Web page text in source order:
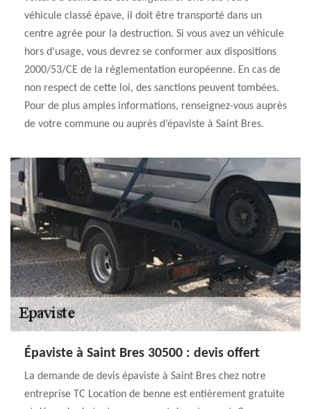
véhicule classé épave, il doit être transporté dans un
centre agrée pour la destruction. Si vous avez un véhicule
hors d’usage, vous devrez se conformer aux dispositions
2000/53/CE de la réglementation européenne. En cas de
non respect de cette loi, des sanctions peuvent tombées.
Pour de plus amples informations, renseignez-vous auprès
de votre commune ou auprès d’épaviste à Saint Bres.
Épaviste à Saint Bres 30500 : devis offert
La demande de devis épaviste à Saint Bres chez notre
entreprise TC Location de benne est entièrement gratuite